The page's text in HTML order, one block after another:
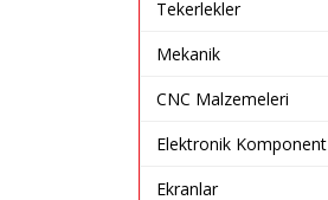
Tekerlekler
Mekanik
CNC Malzemeleri
Elektronik Komponent
Ekranlar